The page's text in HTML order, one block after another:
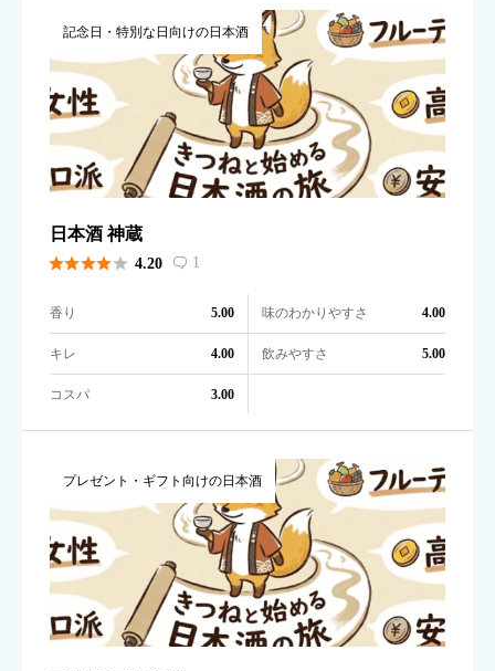
記念日・特別な日向けの日本酒
日本酒 神蔵
 4.20  1
香り 5.00 味のわかりやすさ 4.00
キレ 4.00 飲みやすさ 5.00
コスパ 3.00
プレゼント・ギフト向けの日本酒